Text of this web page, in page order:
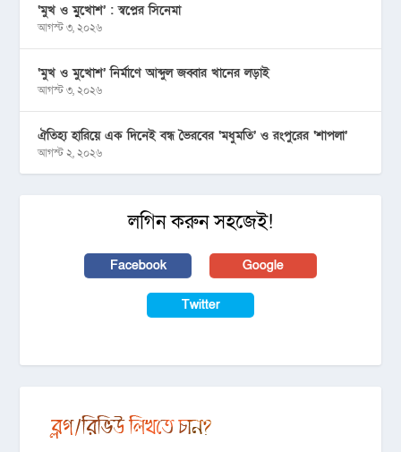
‘মুখ ও মু্খোশ’ : স্বপ্নের সিনেমা
আগস্ট ৩, ২০২৬
‘মুখ ও মুখোশ’ নির্মাণে আব্দুল জব্বার খানের লড়াই
আগস্ট ৩, ২০২৬
ঐতিহ্য হারিয়ে এক দিনেই বন্ধ ভৈরবের ‘মধুমতি’ ও রংপুরের ‘শাপলা’
আগস্ট ২, ২০২৬
লগিন করুন সহজেই!
Facebook Google
Twitter